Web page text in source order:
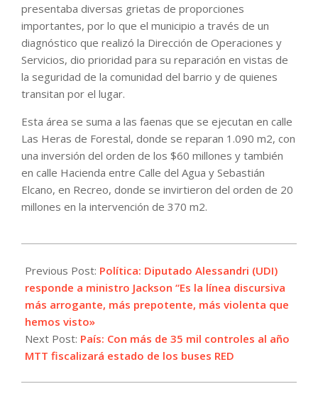
presentaba diversas grietas de proporciones
importantes, por lo que el municipio a través de un
diagnóstico que realizó la Dirección de Operaciones y
Servicios, dio prioridad para su reparación en vistas de
la seguridad de la comunidad del barrio y de quienes
transitan por el lugar.
Esta área se suma a las faenas que se ejecutan en calle
Las Heras de Forestal, donde se reparan 1.090 m2, con
una inversión del orden de los $60 millones y también
en calle Hacienda entre Calle del Agua y Sebastián
Elcano, en Recreo, donde se invirtieron del orden de 20
millones en la intervención de 370 m2.
08-
03
Previous Post: Política: Diputado Alessandri (UDI)
responde a ministro Jackson “Es la línea discursiva
más arrogante, más prepotente, más violenta que
hemos visto»
Next Post: País: Con más de 35 mil controles al año
MTT fiscalizará estado de los buses RED